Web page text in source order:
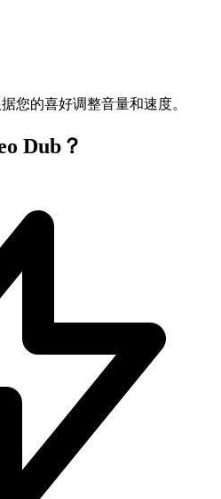
您的喜好调整音量和速度。
Dub？